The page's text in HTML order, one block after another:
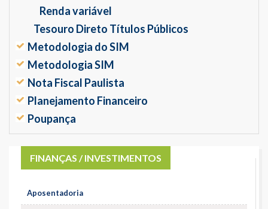
Renda variável
Tesouro Direto Títulos Públicos
Metodologia do SIM
Metodologia SIM
Nota Fiscal Paulista
Planejamento Financeiro
Poupança
FINANÇAS / INVESTIMENTOS
Aposentadoria